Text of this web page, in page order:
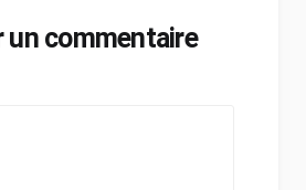
un commentaire